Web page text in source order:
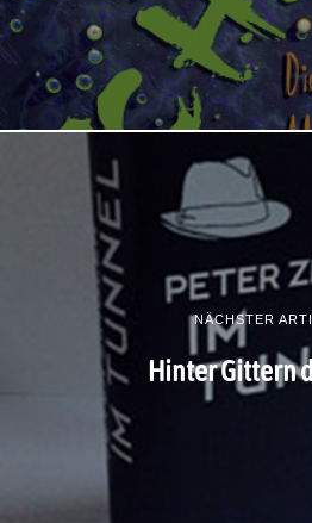
NÄCHSTER
Hinter Gittern